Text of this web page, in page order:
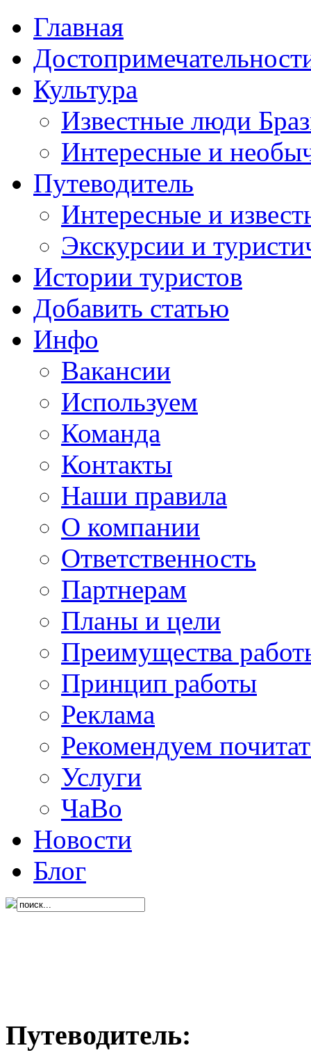
Главная
Культура
Известные люди
Интересные и
Путеводитель
Интересные и
Экскурсии и
Истории туристов
Добавить статью
Инфо
Вакансии
Используем
Команда
Контакты
Наши правила
О компании
Ответственность
Партнерам
Планы и цели
Преимущества
Принцип работы
Реклама
Рекомендуем
Услуги
ЧаВо
Новости
Блог
Путеводитель: